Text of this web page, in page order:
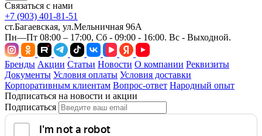
Связаться с нами
+7 (903) 401-81-51
ст.Багаевская, ул.Мельничная 96А
Пн—Пт 08:00 – 17:00, Сб - 09:00 - 16:00. Вс - Выходной.
Бренды Акции Статьи Новости О компании Реквизиты
Документы Условия оплаты Условия доставки
Корпоративным клиентам Вопрос-ответ Народный опыт
Подписаться на новости и акции
Подписаться